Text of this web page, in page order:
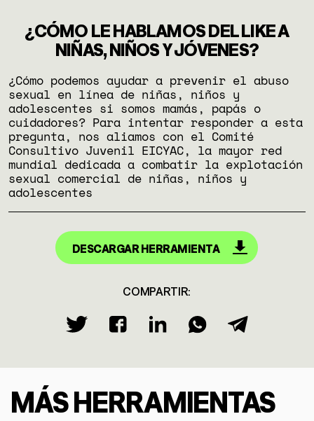
¿CÓMO LE HABLAMOS DEL LIKE A
NIÑAS, NIÑOS Y JÓVENES?
¿Cómo podemos ayudar a prevenir el abuso
sexual en línea de niñas, niños y
adolescentes si somos mamás, papás o
cuidadores? Para intentar responder a esta
pregunta, nos aliamos con el Comité
Consultivo Juvenil EICYAC, la mayor red
mundial dedicada a combatir la explotación
sexual comercial de niñas, niños y
adolescentes
DESCARGAR HERRAMIENTA
COMPARTIR:
MÁS HERRAMIENTAS